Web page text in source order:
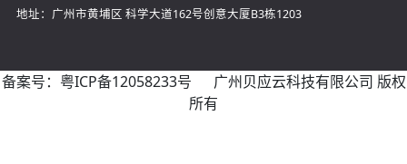
地址：广州市黄埔区 科学大道162号创意大厦B3栋1203
备案号： 粤ICP备12058233号 广州贝应云科技有限公司 版权
所有